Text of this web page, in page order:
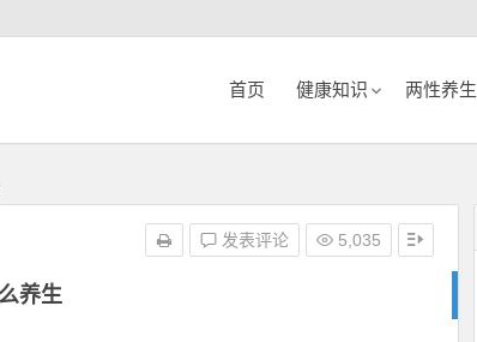
首页 健康知识 两性养生
养生
发表评论 5,035